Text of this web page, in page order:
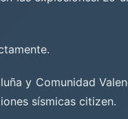
y Comunidad
sísmicas citizen.